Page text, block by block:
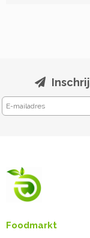
Foodmarkt